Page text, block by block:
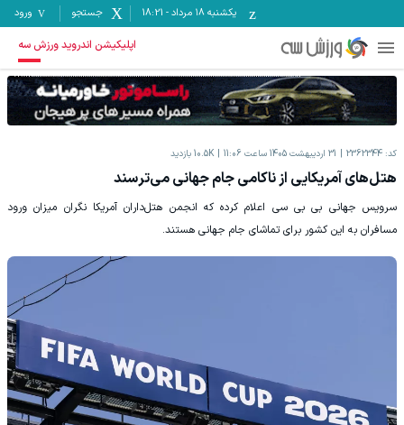
یکشنبه ۱۸ مرداد -
18:21 جستجو ورود
اپلیکیشن اندروید ورزش سه
کد: 2362344 31 اردیبهشت 1405 ساعت 11:06 10.5K بازدید
هتل‌های آمریکایی از ناکامی جام جهانی می‌ترسند
سرویس جهانی بی بی سی اعلام کرده که انجمن هتل‌داران آمریکا نگران میزان ورود
مسافران به این کشور برای تماشای جام جهانی هستند.